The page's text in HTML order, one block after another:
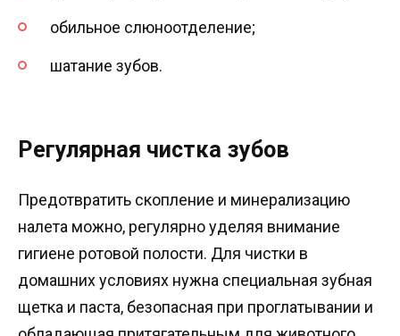
обильное слюноотделение;
шатание зубов.
Регулярная чистка зубов
Предотвратить скопление и минерализацию
налета можно, регулярно уделяя внимание
гигиене ротовой полости. Для чистки в
домашних условиях нужна специальная зубная
щетка и паста, безопасная при проглатывании и